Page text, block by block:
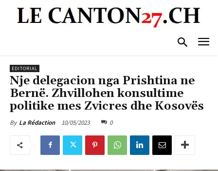
EDITORIAL
Nje delegacion nga Prishtina ne
Bernë. Zhvillohen konsultime
politike mes Zvicres dhe Kosovës
By La Rédaction 10/05/2023 0